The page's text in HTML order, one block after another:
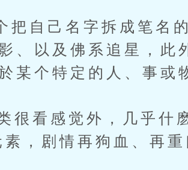
把自己名字拆成笔名
、以及佛系追星，此
某个特定的人、事或
很看感觉外，几乎什
，剧情再狗血、再重